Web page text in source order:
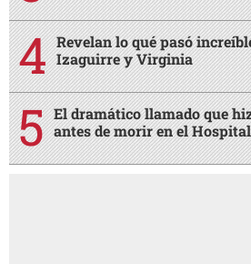
Revelan lo qué pasó
Izaguirre y Virginia
El dramático llamado que
antes de morir en el